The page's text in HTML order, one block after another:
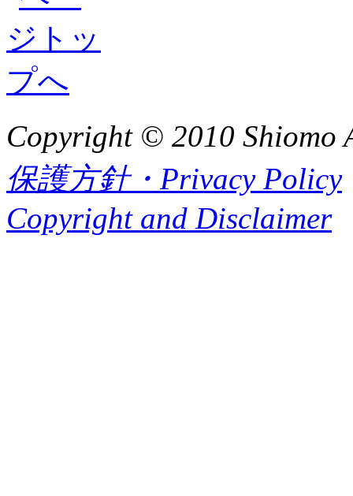
Copyright © 2010 Shiomo
保護方針・Privacy Policy
Copyright and Disclaimer